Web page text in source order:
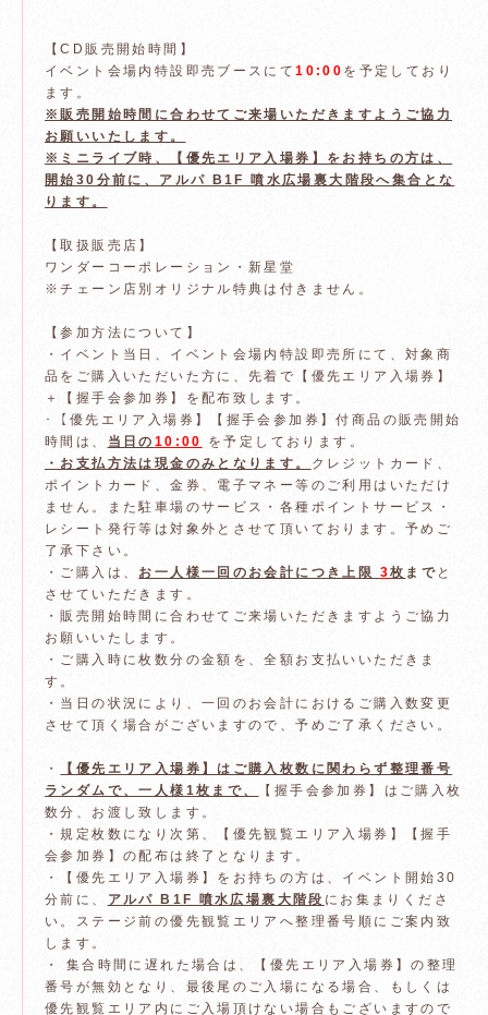
【CD販売開始時間】
イベント会場内特設即売ブースにて10:00 を予定しており
ます。
※販売開始時間に合わせてご来場いただきますようご協力
お願いいたします。
※ミニライブ時、【優先エリア入場券】をお持ちの方は、
開始30分前に、アルパ B1F 噴水広場裏大階段へ集合とな
ります。
【取扱販売店】
ワンダーコーポレーション・新星堂
※チェーン店別オリジナル特典は付きません。
【参加方法について】
・イベント当日、イベント会場内特設即売所にて、対象商
品をご購入いただいた方に、先着で【優先エリア入場券】
＋【握手会参加券】を配布致します。
･【優先エリア入場券】【握手会参加券】付商品の販売開始
時間は、
当日の 10:00
を予定しております。
・お支払方法は現金のみとなります。 クレジットカード、
ポイントカード、金券、電子マネー等のご利用はいただけ
ません。また駐車場のサービス・各種ポイントサービス・
レシート発行等は対象外とさせて頂いております。予めご
了承下さい。
・ご購入は、 お一人様一回のお会計につき上限 3枚 まで と
させていただきます。
・販売開始時間に合わせてご来場いただきますようご協力
お願いいたします。
・ご購入時に枚数分の金額を、全額お支払いいただきま
す。
・当日の状況により、一回のお会計におけるご購入数変更
させて頂く場合がございますので、予めご了承ください。
・
【優先エリア入場券】はご購入枚数に関わらず整理番号
ランダムで、一人様1枚まで、
【握手会参加券】はご購入枚
数分、お渡し致します。
・規定枚数になり次第、【優先観覧エリア入場券】【握手
会参加券】の配布は終了となります。
・【優先エリア入場券】をお持ちの方は、イベント開始30
分前に、
アルパ B1F 噴水広場裏大階段 にお集まりくださ
い。ステージ前の優先観覧エリアへ整理番号順にご案内致
します。
・ 集合時間に遅れた場合は、【優先エリア入場券】の整理
番号が無効となり、最後尾のご入場になる場合、もしくは
優先観覧エリア内にご入場頂けない場合もございますので